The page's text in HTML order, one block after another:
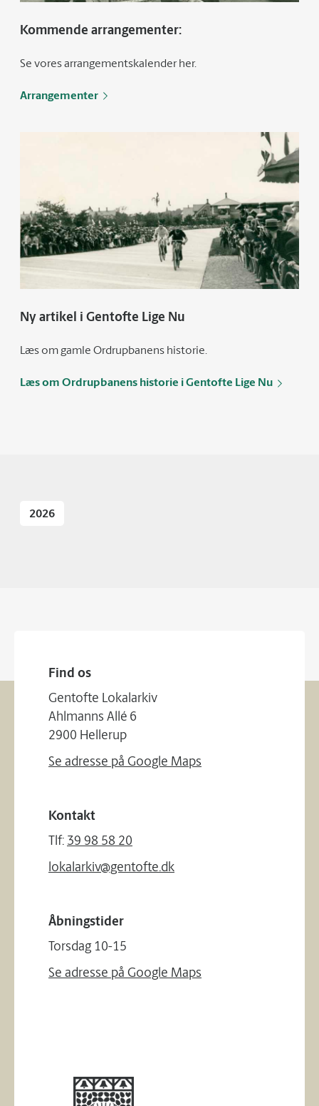
Kommende arrangementer:
Se vores arrangementskalender her.
Arrangementer
Ny artikel i Gentofte Lige Nu
Læs om gamle Ordrupbanens historie.
Læs om Ordrupbanens historie i Gentofte Lige Nu
2026
Find os
Gentofte Lokalarkiv
Ahlmanns Allé 6
2900 Hellerup
Se adresse på Google Maps
Kontakt
Tlf: 39 98 58 20
lokalarkiv@gentofte.dk
Åbningstider
Torsdag 10-15
Se adresse på Google Maps